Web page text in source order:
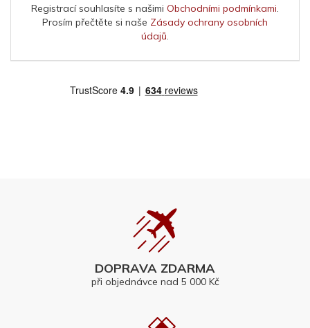
Registrací souhlasíte s našimi Obchodními podmínkami
Prosím přečtěte si naše Zásady ochrany osobních
údajů
DOPRAVA ZDARMA
při objednávce nad 5 000 Kč